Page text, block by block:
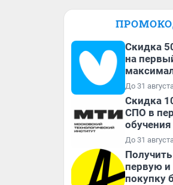
Скидка
на
600 ₽
До 31
Скидка
СПО в
обучения
До 31
первую
покупку